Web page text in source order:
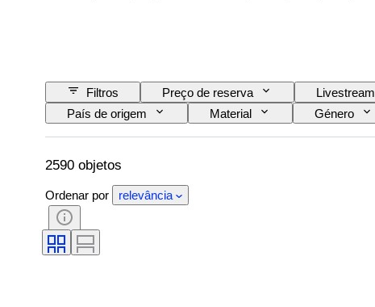
Filtros Preço de reserva Livestream
País de origem
Material Género
Tamanho no artigo
Era Padrão
2590 objetos
Ordenar por relevância